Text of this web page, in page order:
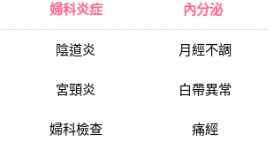
婦科炎症
陰道炎
宮頸炎
婦科檢查
內分泌
月經不調
白帶異常
痛經